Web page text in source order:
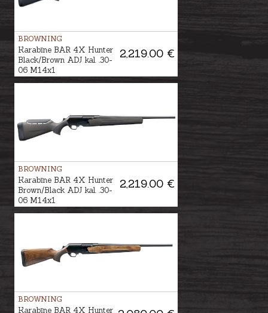
BROWNING
2,219.00 €
Karabīne BAR 4X Hunter
Black/Brown ADJ kal. .30-
06 M14x1
BROWNING
2,219.00 €
Karabīne BAR 4X Hunter
Brown/Black ADJ kal. .30-
06 M14x1
BROWNING
Karabīne BAR 4X Hunter